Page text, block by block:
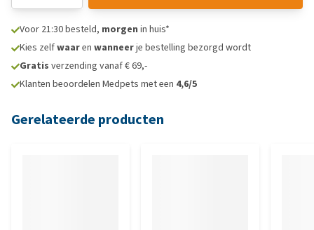
Voor 21:30 besteld, morgen in huis*
Kies zelfwaaren wanneerje bestelling bezorgd wordt
Gratis verzending vanaf € 69,-
Klanten beoordelen Medpets met een 4,6/5
Gerelateerde producten